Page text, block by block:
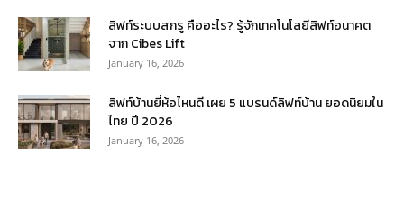
ลิฟท์ระบบสกรู คืออะไร? รู้จักเทคโนโลยีลิฟท์อนาคต
จาก Cibes Lift
January 16, 2026
ลิฟท์บ้านยี่ห้อไหนดี เผย 5 แบรนด์ลิฟท์บ้าน ยอดนิยมใน
ไทย ปี 2026
January 16, 2026